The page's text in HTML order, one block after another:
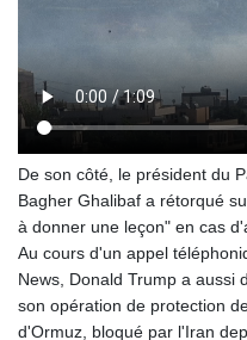
De son côté, le président du
Bagher Ghalibaf a rétorqué
à donner une leçon" en cas
Au cours d'un appel
News, Donald Trump a aussi
son opération de protection
d'Ormuz, bloqué par l'Iran